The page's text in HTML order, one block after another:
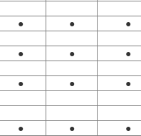
● ●
●
● ●
●
● ●
●
● ●
●